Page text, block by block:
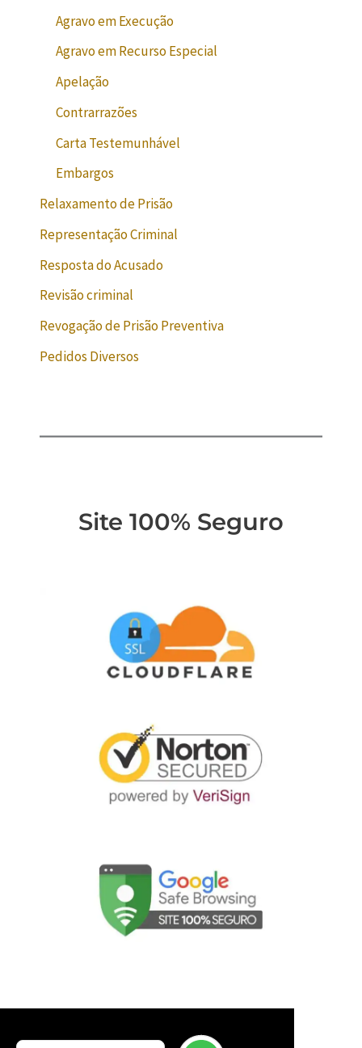
Agravo em Execução
Agravo em Recurso Especial
Apelação
Contrarrazões
Carta Testemunhável
Embargos
Relaxamento de Prisão
Representação Criminal
Resposta do Acusado
Revisão criminal
Revogação de Prisão Preventiva
Pedidos Diversos
Site 100% Seguro